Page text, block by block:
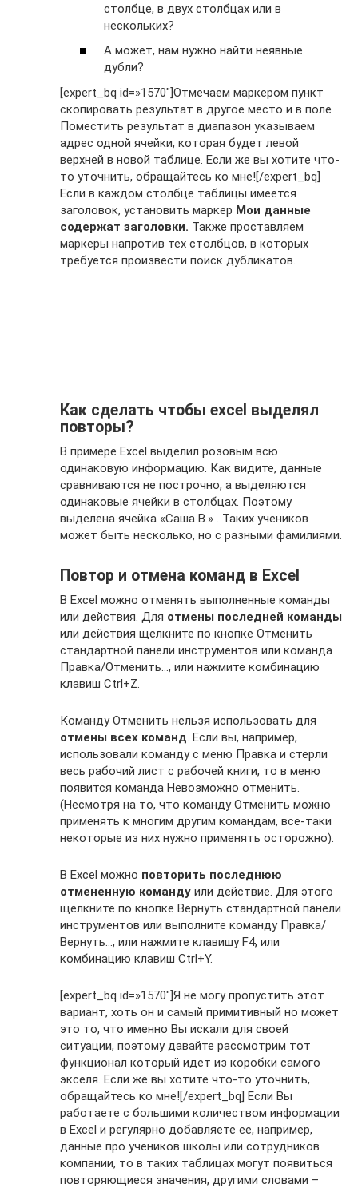
столбце, в двух столбцах или в
нескольких?
А может, нам нужно найти неявные
дубли?
[expert_bq id=»1570″]Отмечаем маркером пункт
скопировать результат в другое место и в поле
Поместить результат в диапазон указываем
адрес одной ячейки, которая будет левой
верхней в новой таблице. Если же вы хотите что-
то уточнить, обращайтесь ко мне![/expert_bq]
Если в каждом столбце таблицы имеется
заголовок, установить маркер Мои данные
содержат заголовки. Также проставляем
маркеры напротив тех столбцов, в которых
требуется произвести поиск дубликатов.
Как сделать чтобы excel выделял
повторы?
В примере Excel выделил розовым всю
одинаковую информацию. Как видите, данные
сравниваются не построчно, а выделяются
одинаковые ячейки в столбцах. Поэтому
выделена ячейка «Саша В.» . Таких учеников
может быть несколько, но с разными фамилиями.
Повтор и отмена команд в Excel
В Excel можно отменять выполненные команды
или действия. Для отмены последней команды
или действия щелкните по кнопке Отменить
стандартной панели инструментов или команда
Правка/Отменить…, или нажмите комбинацию
клавиш Ctrl+Z.
Команду Отменить нельзя использовать для
отмены всех команд. Если вы, например,
использовали команду с меню Правка и стерли
весь рабочий лист с рабочей книги, то в меню
появится команда Невозможно отменить.
(Несмотря на то, что команду Отменить можно
применять к многим другим командам, все-таки
некоторые из них нужно применять осторожно).
В Excel можно повторить последнюю
отмененную команду или действие. Для этого
щелкните по кнопке Вернуть стандартной панели
инструментов или выполните команду Правка/
Вернуть…, или нажмите клавишу F4, или
комбинацию клавиш Ctrl+Y.
[expert_bq id=»1570″]Я не могу пропустить этот
вариант, хоть он и самый примитивный но может
это то, что именно Вы искали для своей
ситуации, поэтому давайте рассмотрим тот
функционал который идет из коробки самого
экселя. Если же вы хотите что-то уточнить,
обращайтесь ко мне![/expert_bq] Если Вы
работаете с большими количеством информации
в Excel и регулярно добавляете ее, например,
данные про учеников школы или сотрудников
компании, то в таких таблицах могут появиться
повторяющиеся значения, другими словами –